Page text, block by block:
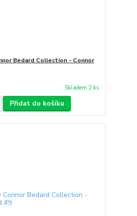
Bedard Collection - Connor
Skladem 2 ks
Přidat do košíku